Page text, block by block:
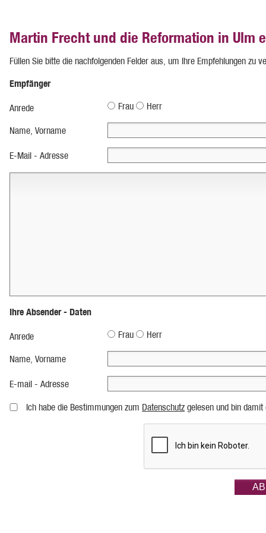
Martin Frecht und die Reformation in Ulm
Füllen Sie bitte die nachfolgenden Felder aus, um Ihre Empfehlungen zu
Empfänger
Anrede Frau Herr
Name, Vorname
E-Mail - Adresse
Ihre Absender - Daten
Anrede Frau Herr
Name, Vorname
E-mail - Adresse
Ich habe die Bestimmungen zum Datenschutz gelesen und bin